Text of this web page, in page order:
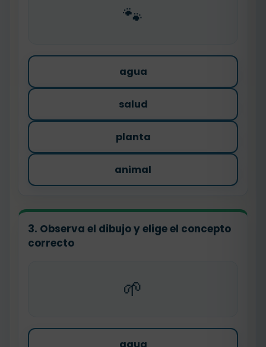
🐾
agua
salud
planta
animal
3. Observa el dibujo y elige el concepto
correcto
🌱